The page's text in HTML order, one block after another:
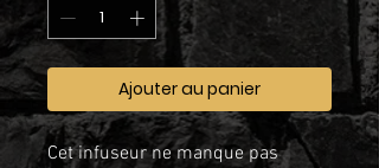
Ajouter au panier
Cet infuseur ne manque pas